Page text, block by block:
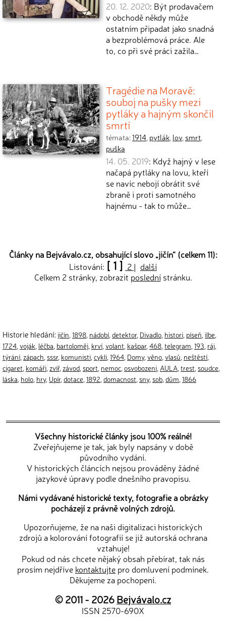
20. 12. 2020: Být prodavačem
v obchodě někdy může
ostatním připadat jako snadná
a bezproblémová práce. Ale
to, co při své práci zažila…
Tragédie na Moravě:
souboj na pušky mezi
pytláky a hajným skončil
smrtí
témata:1914, pytlák, lov, smrt,
puška
14. 05. 2019: Když hajný v lese
načapá pytláky na lovu, kteří
se navíc nebojí obrátit své
zbraně i proti samotného
hajnému - tak to může…
Články na Bejvávalo.cz, obsahující slovo „jičín“ (celkem 11):
Listování: [ 1 ] 2 | další
Celkem 2 stránky, zobrazit poslednístránku.
Historie hledání:jičín 1898 nádobí detektor, Divadlo histori píseň ilbe
1724 voják léčba bartoloměj krví volant kašpar, 468 telegram 193 ráj
týrání zápach sssr, komunisti cykli 1964 Domy, věno vlasů neštěstí
cigaret komáři zvíř, závod sport nemoc osvobozeni AULA trest soudce
láska holo hry, Upír, dotace 1892 domacnost sny, sob dům 1866
Všechny historické články jsou 100% reálné!
Zveřejňujeme je tak, jak byly napsány v době
původního vydání.
V historických článcích nejsou prováděny žádné
jazykové úpravy podle dnešního pravopisu.
Námi vydávané historické texty, fotografie a obrázky
pocházejí z právně volných zdrojů.
Upozorňujeme, že na naši digitalizaci historických
zdrojů a kolorování fotografií se již autorská ochrana
vztahuje!
Pokud od nás chcete nějaký obsah přebírat, tak nás
prosím nejdříve kontaktujte pro domluvení podmínek.
Děkujeme za pochopení.
© 2011 - 2026Bejvávalo.cz
ISSN 2570-690X